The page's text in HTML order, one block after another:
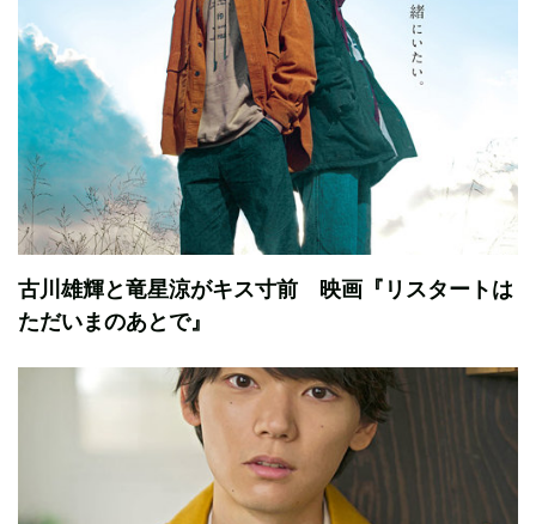
古川雄輝と竜星涼がキス寸前 映画『リスタートは
ただいまのあとで』